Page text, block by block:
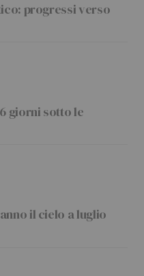
progressi verso
giorni sotto le
il cielo a luglio